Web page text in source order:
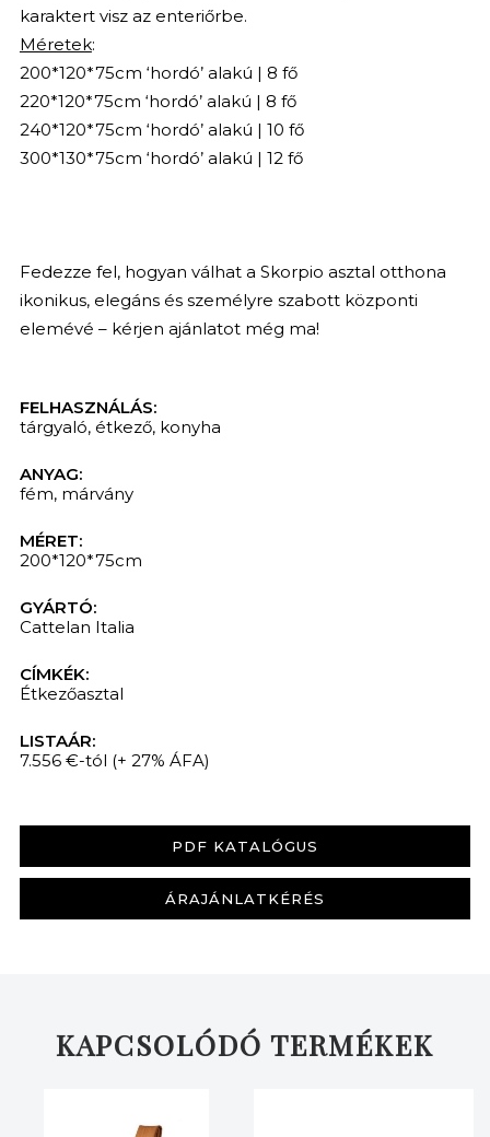
karaktert visz az enteriőrbe.
Méretek:
200*120*75cm ‘hordó’ alakú | 8 fő
220*120*75cm ‘hordó’ alakú | 8 fő
240*120*75cm ‘hordó’ alakú | 10 fő
300*130*75cm ‘hordó’ alakú | 12 fő
Fedezze fel, hogyan válhat a Skorpio asztal otthona
ikonikus, elegáns és személyre szabott központi
elemévé – kérjen ajánlatot még ma!
FELHASZNÁLÁS:
tárgyaló, étkező, konyha
ANYAG:
fém, márvány
MÉRET:
200*120*75cm
GYÁRTÓ:
Cattelan Italia
CÍMKÉK:
Étkezőasztal
LISTAÁR:
7.556 €-tól (+ 27% ÁFA)
PDF KATALÓGUS
ÁRAJÁNLATKÉRÉS
KAPCSOLÓDÓ TERMÉKEK